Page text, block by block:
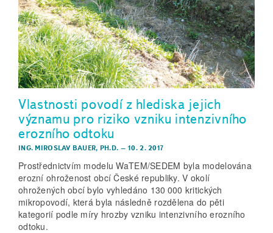
Vlastnosti povodí z hlediska jejich
významu pro riziko vzniku intenzivního
erozního odtoku
ING. MIROSLAV BAUER, PH.D. – 10. 2. 2017
Prostřednictvím modelu WaTEM/SEDEM byla modelována
erozní ohroženost obcí České republiky. V okolí
ohrožených obcí bylo vyhledáno 130 000 kritických
mikropovodí, která byla následně rozdělena do pěti
kategorií podle míry hrozby vzniku intenzivního erozního
odtoku.